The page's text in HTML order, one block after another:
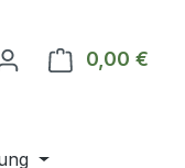
0 Produkte auf
0,00 €